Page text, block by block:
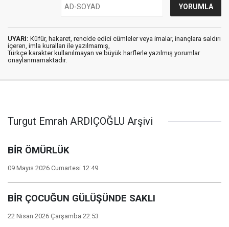
UYARI: Küfür, hakaret, rencide edici cümleler veya imalar, inançlara saldırı
içeren, imla kuralları ile yazılmamış,
Türkçe karakter kullanılmayan ve büyük harflerle yazılmış yorumlar
onaylanmamaktadır.
Turgut Emrah ARDIÇOĞLU Arşivi
BİR ÖMÜRLÜK
09 Mayıs 2026 Cumartesi 12:49
BİR ÇOCUĞUN GÜLÜŞÜNDE SAKLI
22 Nisan 2026 Çarşamba 22:53